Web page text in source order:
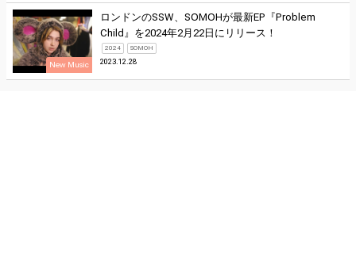
New Music
ロンドンのSSW、SOMOHが最新EP『Problem
Child』を2024年2月22日にリリース！
2024 SOMOH
2023.12.28